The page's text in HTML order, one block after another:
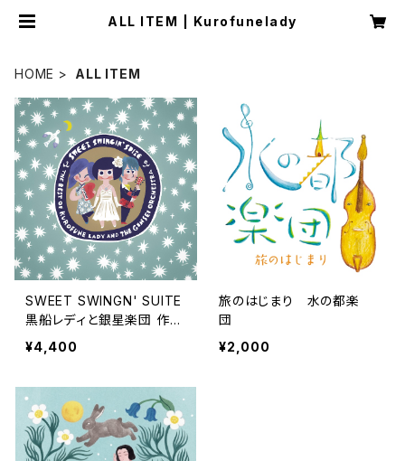
ALL ITEM | Kurofunelady
HOME ALL ITEM
SWEET SWINGN' SUITE
黒船レディと銀星楽団 作品
集
¥4,400
旅のはじまり 水の都楽
団
¥2,000